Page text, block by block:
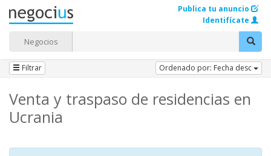
Negocios
Publica tu anuncio
Identifícate
Filtrar Ordenado por: Fecha desc
Venta y traspaso de residencias en
Ucrania